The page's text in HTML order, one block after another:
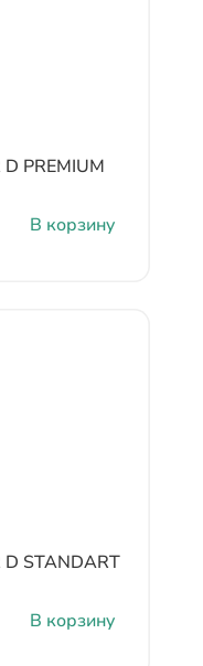
PREMIUM
В корзину
D STANDART
В корзину